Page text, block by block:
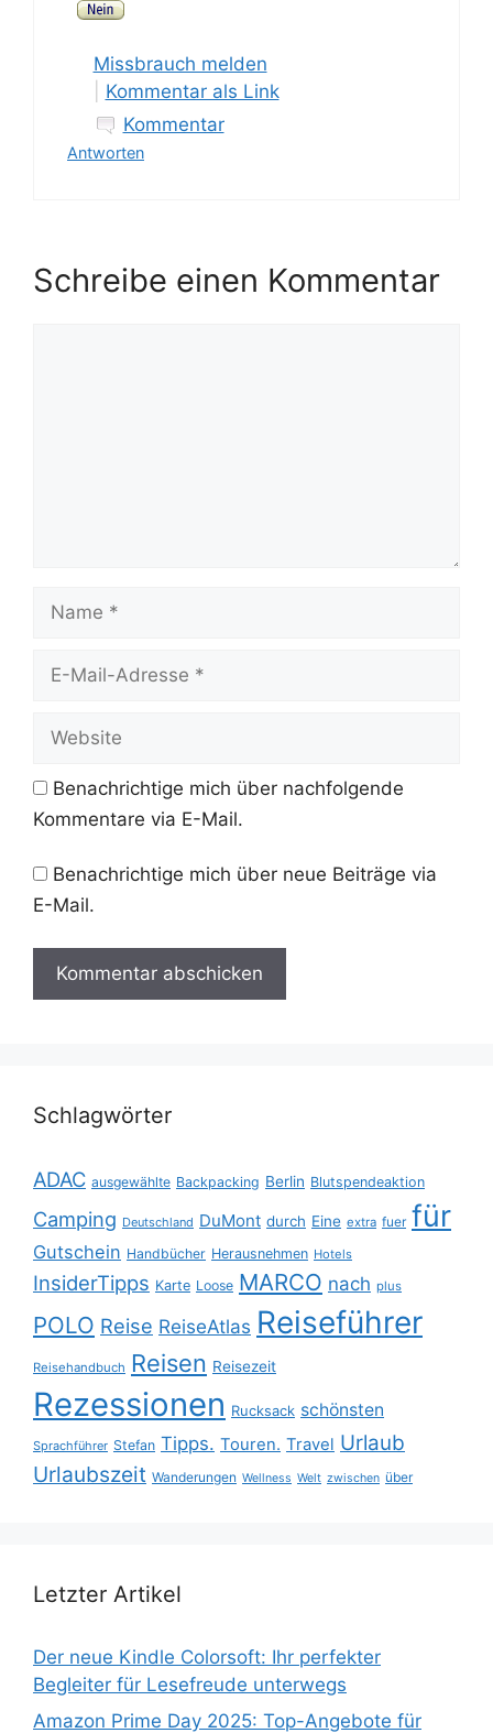
Missbrauch melden
Kommentar als Link
Kommentar
Antworten
Schreibe einen Kommentar
Mail-
Benachrichtige mich über nachfolgende
Kommentare via E-Mail.
Benachrichtige mich über neue Beiträge via
E-Mail.
Schlagwörter
ADAC ausgewählte Backpacking Berlin Blutspendeaktion
Camping Deutschland DuMont durch Eine extra fuer für
Gutschein Handbücher Herausnehmen Hotels
InsiderTipps Karte Loose MARCO nach plus
POLO Reise ReiseAtlas Reiseführer
Reisehandbuch Reisen Reisezeit
Rezessionen Rucksack schönsten
Sprachführer Stefan Tipps. Touren. Travel Urlaub
Urlaubszeit Wanderungen Wellness Welt zwischen über
Letzter Artikel
Der neue Kindle Colorsoft: Ihr perfekter
Begleiter für Lesefreude unterwegs
Amazon Prime Day 2025: Top-Angebote für